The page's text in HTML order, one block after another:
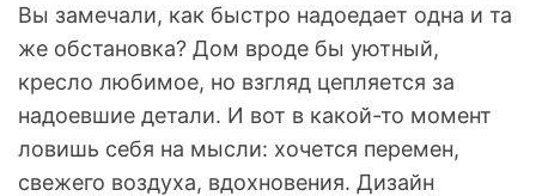
Вы замечали, как быстро надоедает одна и та
же обстановка? Дом вроде бы уютный,
кресло любимое, но взгляд цепляется за
надоевшие детали. И вот в какой-то момент
ловишь себя на мысли: хочется перемен,
свежего воздуха, вдохновения. Дизайн